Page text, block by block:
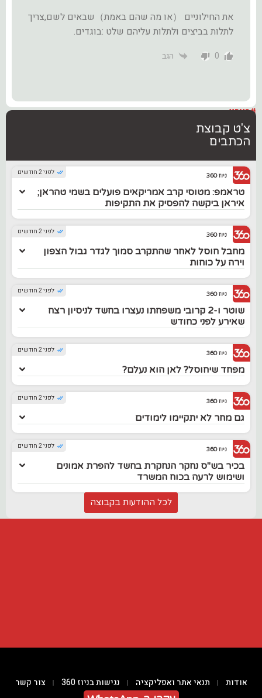
את החילוניים （או מה שהם באמת）שבאים לשם,צריך
לתלות בביצים ולתלות עליהם שלט :בוגדים.
0 הגב
#בארץ
צ'ט קבוצת
הכתבים
לפני 2 חודשים ניוז 360
טראמפ: מטוסי קרב אמריקאים פועלים בשמי טהראן;
איראן ביקשה להפסיק את התקיפות
לפני 2 חודשים ניוז 360
מחבל חוסל לאחר שהתקרב סמוך לגדר גבול הצפון
וירה על כוחות
לפני 2 חודשים ניוז 360
שוטר ו-2 קרובי משפחתו נעצרו בחשד לניסיון רצח
שאירע לפני כחודש
לפני 2 חודשים ניוז 360
מפחד שיחוסל? לאן הוא נעלם?
לפני 2 חודשים ניוז 360
גם מחר לא יתקיימו לימודים
לפני 2 חודשים ניוז 360
בכיר בש"ס נחקר הנחקרת בחשד להפרת אמונים
ושימוש לרעה בכוח המשרד
לכל ההודעות בקבוצה
אודות תנאי אתר ואפליקציה נגישות בניוז 360 צור קשר